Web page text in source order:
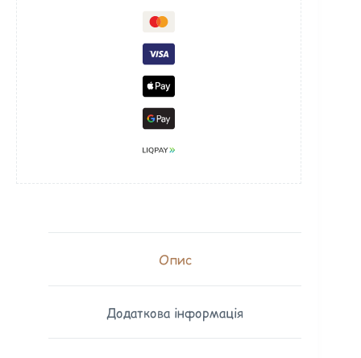
Опис
Додаткова інформація